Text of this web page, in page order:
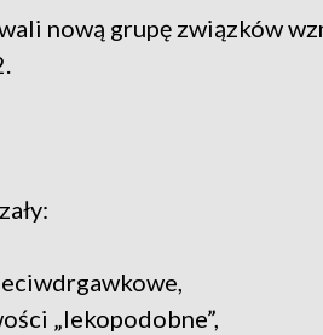
nową grupę związków
„lekopodobne”,